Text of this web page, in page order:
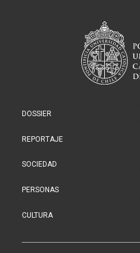
DOSSIER
REPORTAJE
SOCIEDAD
PERSONAS
CULTURA